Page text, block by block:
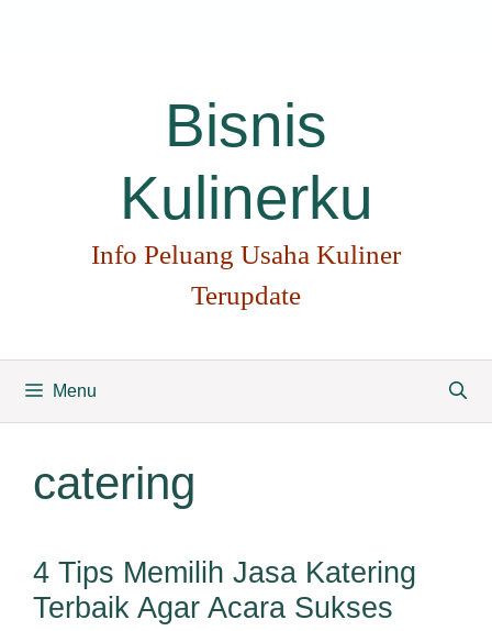
Bisnis
Kulinerku
Info Peluang Usaha Kuliner
Terupdate
Menu
catering
4 Tips Memilih Jasa Katering
Terbaik Agar Acara Sukses